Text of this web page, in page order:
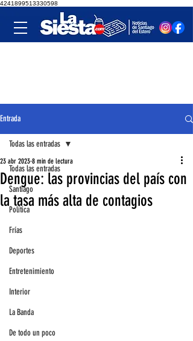
4241899513330598
Entrada
Todas las entradas
Santiago
Política
Frías
Deportes
Entretenimiento
Interior
La Banda
De todo un poco
Todas las entradas
Dengue: las provincias del país con
la tasa más alta de contagios
23 abr 2023 8 min de lectura